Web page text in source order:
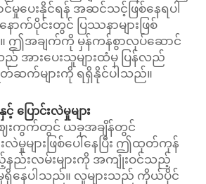
မှုပေးနိုင်ရန် အဆင်သင့်ဖြစ်နေရပါ
က်ပိုင်းတွင် ပြဿနာများဖြစ်
။ ဤအချက်ကို မှန်ကန်စွာလုပ်ဆောင်
ည် အားပေးသူများထံမှ ပြန်လည်
တ်ဆက်များကို ရရှိနိုင်ပါသည်။
င့် ပြောင်းလဲမှုများ
ေးကွက်တွင် ယခုအချိန်တွင်
မှုများဖြစ်ပေါ်နေပြီး ဤထုတ်ကုန်
ည်းလမ်းများကို အကျုံးဝင်သည့်
ေပါသည်။ လူများသည် ကိုယ်ပိုင်